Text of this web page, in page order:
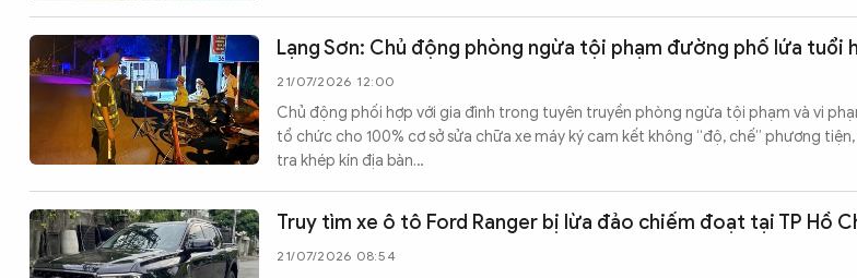
Lạng Sơn: Chủ động phòng ngừa tội phạm đường phố lứa tuổi
21/07/2026 12:00
Chủ động phối hợp với gia đình trong tuyên truyền phòng ngừa tội phạm và vi
tổ chức cho 100% cơ sở sửa chữa xe máy ký cam kết không “độ, chế” phương
tra khép kín địa bàn…
Truy tìm xe ô tô Ford Ranger bị lừa đảo chiếm đoạt tại TP Hồ
21/07/2026 08:54